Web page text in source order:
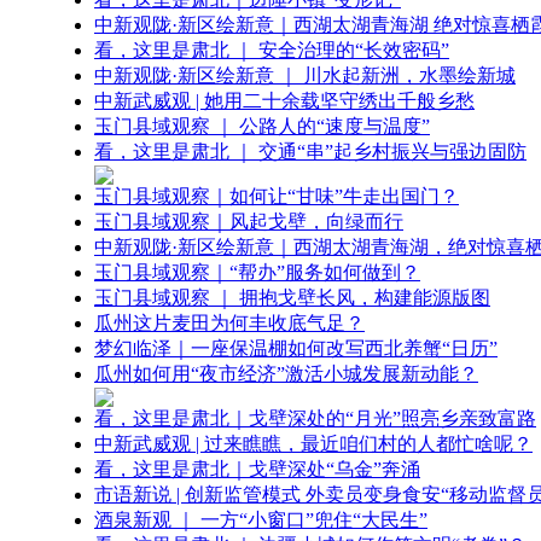
中新观陇·新区绘新意｜西湖太湖青海湖 绝对惊喜栖
看，这里是肃北 ｜ 安全治理的“长效密码”
中新观陇·新区绘新意 ｜ 川水起新洲，水墨绘新城
中新武威观 | 她用二十余载坚守绣出千般乡愁
玉门县域观察 ｜ 公路人的“速度与温度”
看，这里是肃北 ｜ 交通“串”起乡村振兴与强边固防
玉门县域观察｜如何让“甘味”牛走出国门？
玉门县域观察｜风起戈壁，向绿而行
中新观陇·新区绘新意｜西湖太湖青海湖，绝对惊喜
玉门县域观察｜“帮办”服务如何做到？
玉门县域观察 ｜ 拥抱戈壁长风，构建能源版图
瓜州这片麦田为何丰收底气足？
梦幻临泽｜一座保温棚如何改写西北养蟹“日历”
瓜州如何用“夜市经济”激活小城发展新动能？
看，这里是肃北｜戈壁深处的“月光”照亮乡亲致富路
中新武威观 | 过来瞧瞧，最近咱们村的人都忙啥呢？
看，这里是肃北｜戈壁深处“乌金”奔涌
市语新说 | 创新监管模式 外卖员变身食安“移动监督
酒泉新观 ｜ 一方“小窗口”兜住“大民生”